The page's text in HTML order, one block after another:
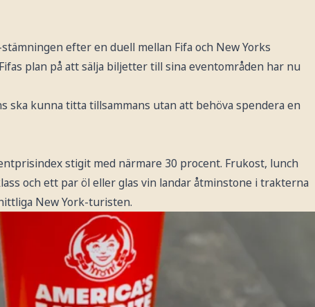
efter en duell mellan Fifa och New Yorks
plan på att sälja biljetter till sina eventområden har nu
ska kunna titta tillsammans utan att behöva spendera en
stigit med närmare 30 procent. Frukost, lunch
och ett par öl eller glas vin landar åtminstone i trakterna
New York-turisten.